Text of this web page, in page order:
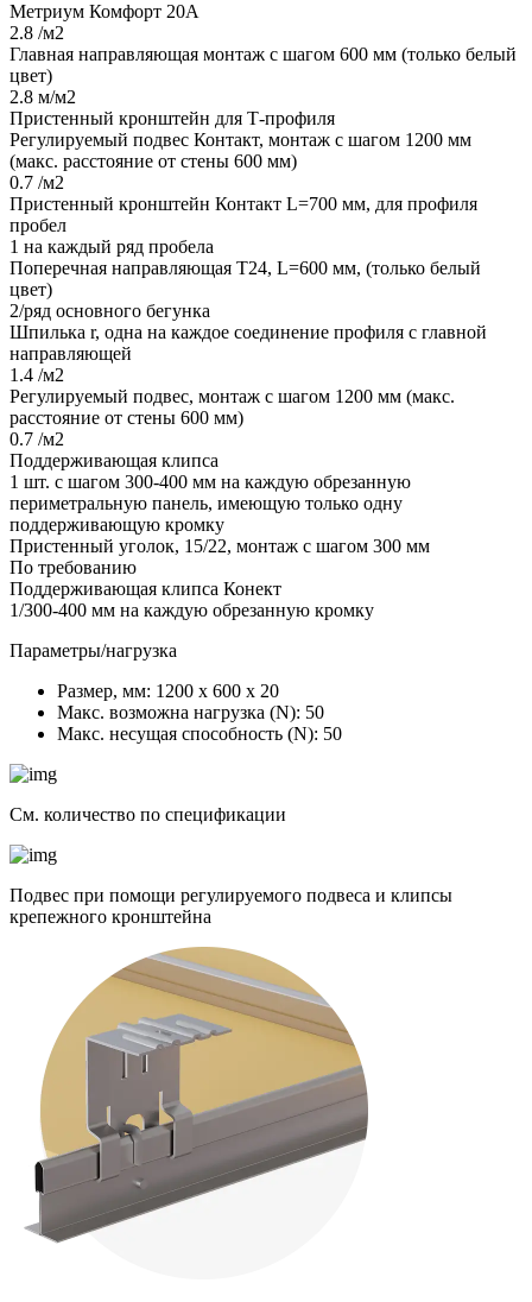
Метриум Комфорт 20А
2.8 /м2
Главная направляющая монтаж с шагом 600 мм (только белый
цвет)
2.8 м/м2
Пристенный кронштейн для Т-профиля
Регулируемый подвес Контакт, монтаж с шагом 1200 мм
(макс. расстояние от стены 600 мм)
0.7 /м2
Пристенный кронштейн Контакт L=700 мм, для профиля
пробел
1 на каждый ряд пробела
Поперечная направляющая Т24, L=600 мм, (только белый
цвет)
2/ряд основного бегунка
Шпилька r, одна на каждое соединение профиля с главной
направляющей
1.4 /м2
Регулируемый подвес, монтаж с шагом 1200 мм (макс.
расстояние от стены 600 мм)
0.7 /м2
Поддерживающая клипса
1 шт. с шагом 300-400 мм на каждую обрезанную
периметральную панель, имеющую только одну
поддерживающую кромку
Пристенный уголок, 15/22, монтаж с шагом 300 мм
По требованию
Поддерживающая клипса Конект
1/300-400 мм на каждую обрезанную кромку
Параметры/нагрузка
Размер, мм: 1200 х 600 х 20
Макс. возможна нагрузка (N): 50
Макс. несущая способность (N): 50
См. количество по спецификации
Подвес при помощи регулируемого подвеса и клипсы
крепежного кронштейна